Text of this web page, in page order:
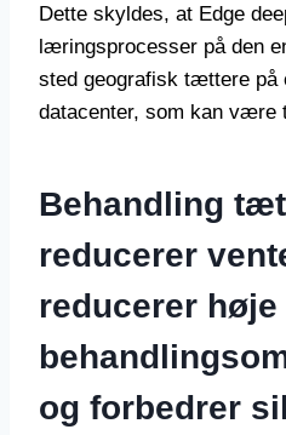
Dette skyldes, at Edge
læringsprocesser på den
sted geografisk tættere på
datacenter, som kan
Behandling
reducerer
reducerer
og forbedrer